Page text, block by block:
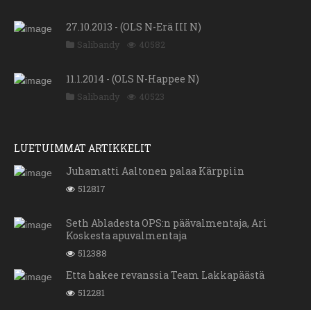
27.10.2013 - (OLS N-Erä III N)
Salibandy 40582
11.1.2014 - (OLS N-Happee N)
Salibandy 40523
LUETUIMMAT ARTIKKELIT
Juhamatti Aaltonen palaa Kärppiin
512817
Seth Abladesta OPS:n päävalmentaja, Ari
Koskesta apuvalmentaja
512388
Etta hakee revanssia Team Lakkapäästä
512281